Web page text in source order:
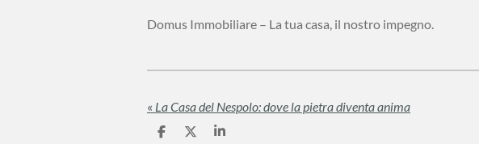
Domus Immobiliare – La tua casa, il nostro impegno.
« La Casa del Nespolo: dove la pietra diventa anima
C
C
C